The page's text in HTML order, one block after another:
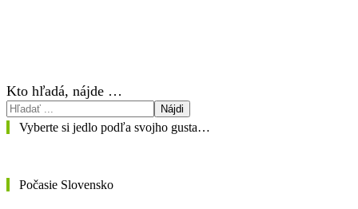
Kto hľadá, nájde …
Nájdi
Vyberte si jedlo podľa svojho gusta…
Počasie Slovensko